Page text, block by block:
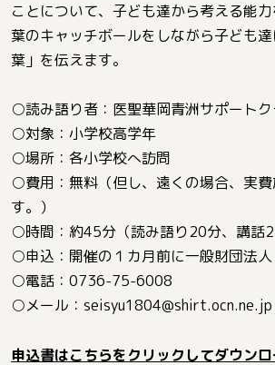
ことについて、子ども達から考える能
葉のキャッチボールをしながら子ども
葉」を伝えます。
○読み語り者：医聖華岡青洲サポート
○対象：小学校高学年
○場所：各小学校へ訪問
○費用：無料（但し、遠くの場合、実
す。）
○時間：約45分（読み語り20分、講話
○申込：開催の１カ月前に一般財団法
○電話：0736-75-6008
○メール： seisyu1804@shirt.ocn.ne.jp
申込書はこちらをクリックしてダウン